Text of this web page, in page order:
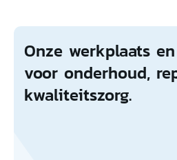
Onze werkplaats
voor onderhoud,
kwaliteitszorg.